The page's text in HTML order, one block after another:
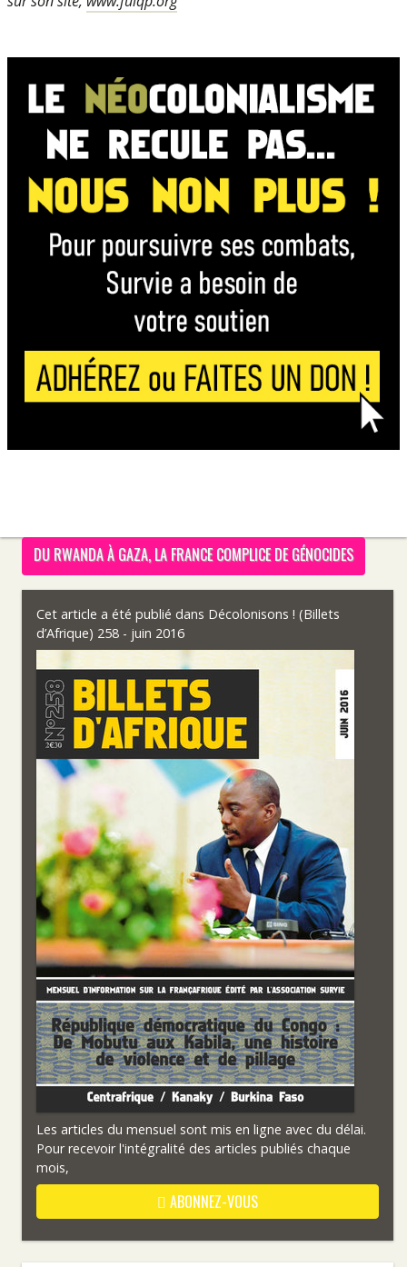
DU RWANDA À GAZA, LA FRANCE COMPLICE DE GÉNOCIDES
Cet article a été publié dans Décolonisons ! (Billets
d’Afrique) 258 - juin 2016
Les articles du mensuel sont mis en ligne avec du délai.
Pour recevoir l'intégralité des articles publiés chaque
mois,
ABONNEZ-VOUS